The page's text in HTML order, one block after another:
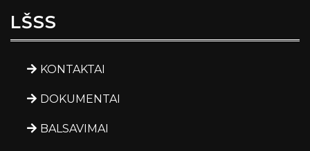
LŠSS
KONTAKTAI
DOKUMENTAI
BALSAVIMAI